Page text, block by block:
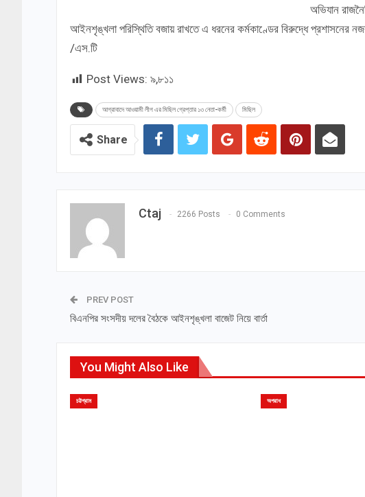
অভিযান
আইনশৃঙ্খলা পরিস্থিতি বজায় রাখতে এ ধরনের কর্মকাণ্ডের বিরুদ্ধে প্রশাসনের
/এস.টি
Post Views: ৯,৮১১
আগ্রাবাদে আওয়ামী লীগ এর মিছিল গ্রেপ্তার ১৩ নেতা-কর্মী মিছিল
Share
Ctaj 2266 Posts 0 Comments
PREV POST
বিএনপির সংসদীয় দলের বৈঠকে আইনশৃঙ্খলা বাজেট নিয়ে বার্তা
You Might Also Like
চট্টগ্রাম অপরাধ